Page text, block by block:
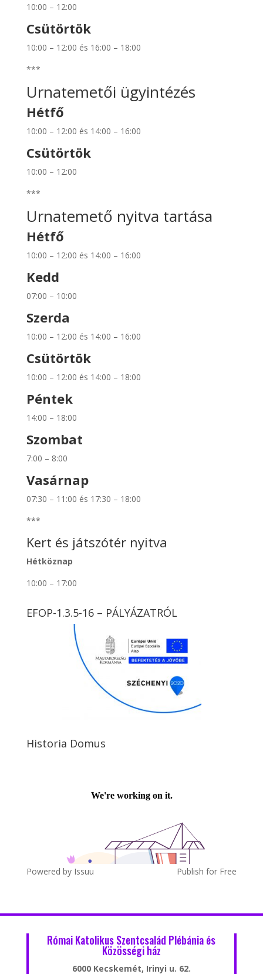
10:00 – 12:00
Csütörtök
10:00 – 12:00 és 16:00 – 18:00
***
Urnatemetői ügyintézés
Hétfő
10:00 – 12:00 és 14:00 – 16:00
Csütörtök
10:00 – 12:00
***
Urnatemető nyitva tartása
Hétfő
10:00 – 12:00 és 14:00 – 16:00
Kedd
07:00 – 10:00
Szerda
10:00 – 12:00 és 14:00 – 16:00
Csütörtök
10:00 – 12:00 és 14:00 – 18:00
Péntek
14:00 – 18:00
Szombat
7:00 – 8:00
Vasárnap
07:30 – 11:00 és 17:30 – 18:00
***
Kert és játszótér nyitva
Hétköznap
10:00 – 17:00
EFOP-1.3.5-16 – PÁLYÁZATRÓL
Historia Domus
Powered by Issuu Publish for Free
Római Katolikus Szentcsalád Plébánia és
Közösségi ház
6000 Kecskemét, Irinyi u. 62.